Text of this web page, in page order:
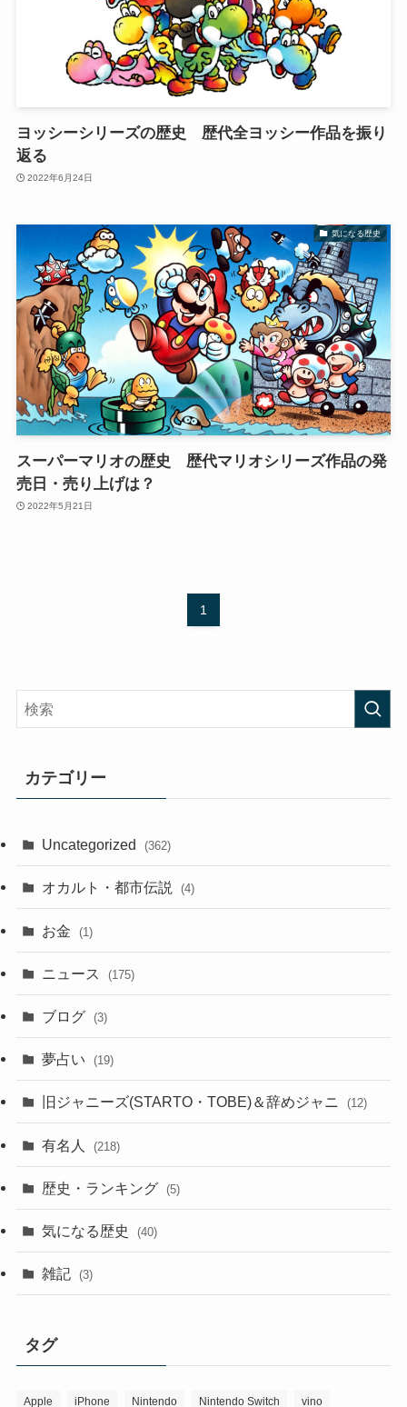
ヨッシーシリーズの歴史 歴代全ヨッシー作品を振り
返る
2022年6月24日
気になる歴史
スーパーマリオの歴史 歴代マリオシリーズ作品の発
売日・売り上げは？
2022年5月21日
1
カテゴリー
Uncategorized (362)
オカルト・都市伝説 (4)
お金 (1)
ニュース (175)
ブログ (3)
夢占い (19)
旧ジャニーズ(STARTO・TOBE)＆辞めジャニ (12)
有名人 (218)
歴史・ランキング (5)
気になる歴史 (40)
雑記 (3)
タグ
Apple iPhone Nintendo Nintendo Switch vino